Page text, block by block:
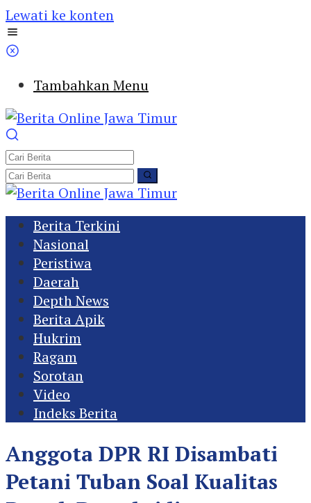
Lewati ke konten
Tambahkan Menu
Berita Terkini
Nasional
Peristiwa
Daerah
Depth News
Berita Apik
Hukrim
Ragam
Sorotan
Video
Indeks Berita
Anggota DPR RI Disambati
Petani Tuban Soal Kualitas